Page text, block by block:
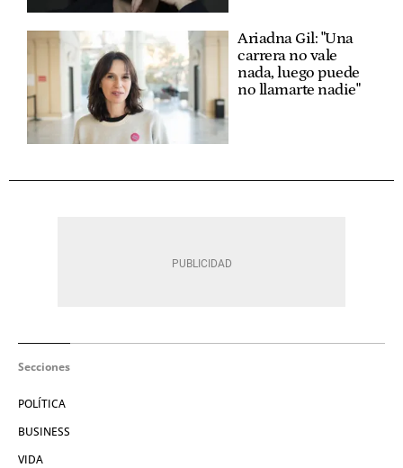
Ariadna Gil: "Una
carrera no vale
nada, luego puede
no llamarte nadie"
Secciones
POLÍTICA
BUSINESS
VIDA